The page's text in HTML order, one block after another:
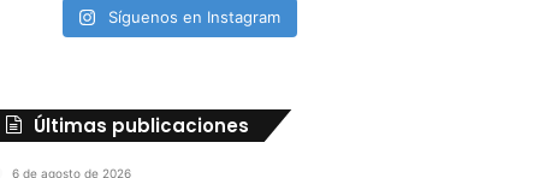
Síguenos en Instagram
Últimas publicaciones
6 de agosto de 2026